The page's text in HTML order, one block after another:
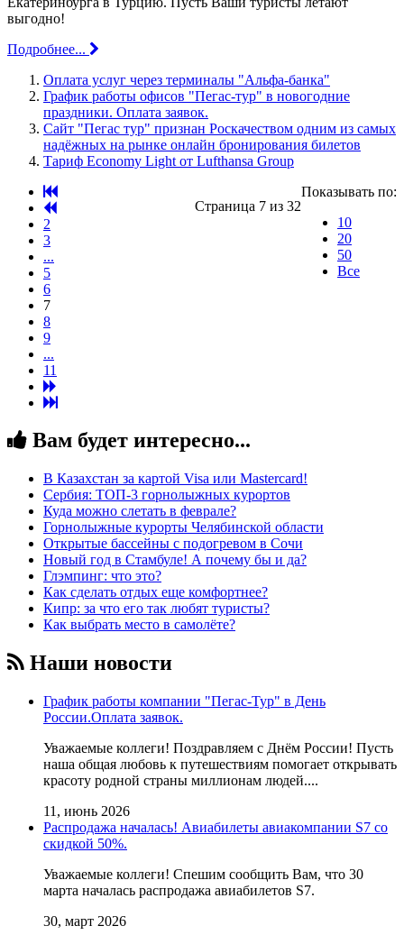
выгодно!
Подробнее...
Оплата услуг через терминалы "Альфа-банка"
График работы офисов "Пегас-тур" в новогодние
праздники. Оплата заявок.
Сайт "Пегас тур" признан Роскачеством одним из самых
надёжных на рынке онлайн бронирования билетов
Тариф Economy Light от Lufthansa Group
Показывать по:
10
20
50
Все
Страница 7 из 32
2
3
...
5
6
7
8
9
...
11
Вам будет интересно...
В Казахстан за картой Visa или Masterсard!
Сербия: ТОП-3 горнолыжных курортов
Куда можно слетать в феврале?
Горнолыжные курорты Челябинской области
Открытые бассейны с подогревом в Сочи
Новый год в Стамбуле! А почему бы и да?
Глэмпинг: что это?
Как сделать отдых еще комфортнее?
Кипр: за что его так любят туристы?
Как выбрать место в самолёте?
Наши новости
График работы компании "Пегас-Тур" в День
России.Оплата заявок.
Уважаемые коллеги! Поздравляем с Днём России! Пусть
наша общая любовь к путешествиям помогает открывать
красоту родной страны миллионам людей....
11, июнь 2026
Распродажа началась! Авиабилеты авиакомпании S7 со
скидкой 50%.
Уважаемые коллеги! Cпешим сообщить Вам, что 30
марта началась распродажа авиабилетов S7.
30, март 2026